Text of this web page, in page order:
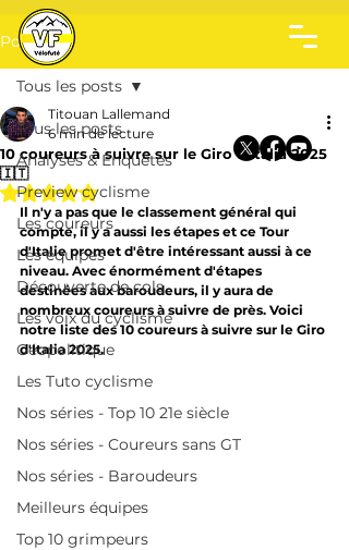
Post
Tous les posts
Analyses & Enquêtes
Preview cyclisme
Les coureurs
Les équipes
Découverte de cols
Les voix du cyclisme
Géopolitique
Les Tuto cyclisme
Nos séries - Top 10 21e siècle
Nos séries - Coureurs sans GT
Nos séries - Baroudeurs
Meilleurs équipes
Top 10 grimpeurs
Tous les posts
10 coureurs à suivre sur le Giro d'Italia 2025
🇮🇹
Titouan Lallemand
6 min de lecture
Noté NaN étoiles sur 5.
Il n'y a pas que le classement général qui
compte, il y a aussi les étapes et ce Tour
d'Italie promet d'être intéressant aussi à ce
niveau. Avec énormément d'étapes
destinées aux baroudeurs, il y aura de
nombreux coureurs à suivre de près. Voici
notre liste des 10 coureurs à suivre sur le Giro
d'Italia 2025.